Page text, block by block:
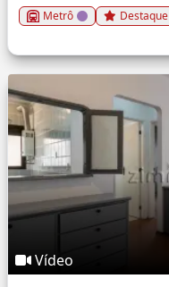
Metrô Destaque
Vídeo